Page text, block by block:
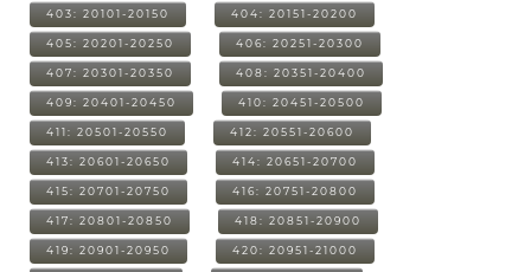
403: 20101-20150 404: 20151-20200
405: 20201-20250 406: 20251-20300
407: 20301-20350 408: 20351-20400
409: 20401-20450 410: 20451-20500
411: 20501-20550 412: 20551-20600
413: 20601-20650 414: 20651-20700
415: 20701-20750 416: 20751-20800
417: 20801-20850 418: 20851-20900
419: 20901-20950 420: 20951-21000